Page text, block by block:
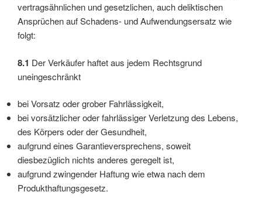
vertragsähnlichen und gesetzlichen, auch deliktischen
Ansprüchen auf Schadens- und Aufwendungsersatz wie
folgt:
8.1 Der Verkäufer haftet aus jedem Rechtsgrund
uneingeschränkt
bei Vorsatz oder grober Fahrlässigkeit,
bei vorsätzlicher oder fahrlässiger Verletzung des Lebens,
des Körpers oder der Gesundheit,
aufgrund eines Garantieversprechens, soweit
diesbezüglich nichts anderes geregelt ist,
aufgrund zwingender Haftung wie etwa nach dem
Produkthaftungsgesetz.